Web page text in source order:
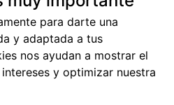
para darte una
y adaptada a tus
nos ayudan a mostrar el
y optimizar nuestra